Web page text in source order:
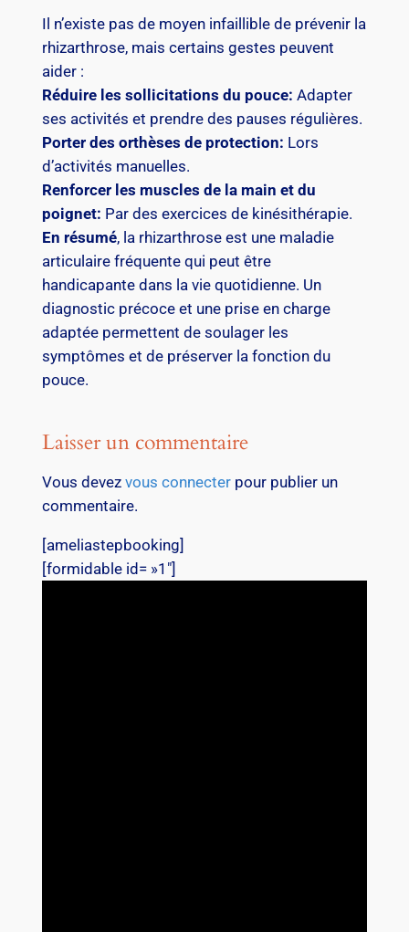
Il n’existe pas de moyen infaillible de prévenir la
rhizarthrose, mais certains gestes peuvent
aider :
Réduire les sollicitations du pouce: Adapter
ses activités et prendre des pauses régulières.
Porter des orthèses de protection: Lors
d’activités manuelles.
Renforcer les muscles de la main et du
poignet: Par des exercices de kinésithérapie.
En résumé, la rhizarthrose est une maladie
articulaire fréquente qui peut être
handicapante dans la vie quotidienne. Un
diagnostic précoce et une prise en charge
adaptée permettent de soulager les
symptômes et de préserver la fonction du
pouce.
Laisser un commentaire
Vous devez vous connecterpour publier un
commentaire.
[ameliastepbooking]
[formidable id= »1″]